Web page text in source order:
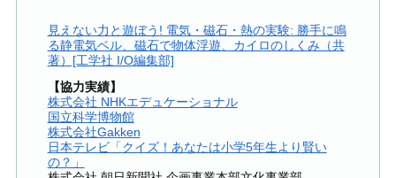
見えない力と遊ぼう! 電気・磁石・熱の実験: 勝手に鳴
る静電気ベル、磁石で物体浮遊、カイロのしくみ（共
著）[工学社 I/O編集部]
【協力実績】
株式会社 NHKエデュケーショナル
国立科学博物館
株式会社Gakken
日本テレビ「クイズ！あなたは小学5年生より賢い
の？」